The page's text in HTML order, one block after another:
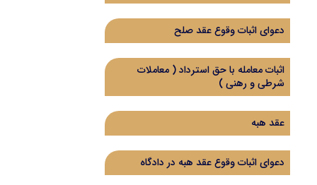
دعوای اثبات وقوع عقد صلح
اثبات معامله با حق استرداد (‌ معاملات
شرطی و رهنی )‌
عقد هبه
دعوای اثبات وقوع عقد هبه در دادگاه